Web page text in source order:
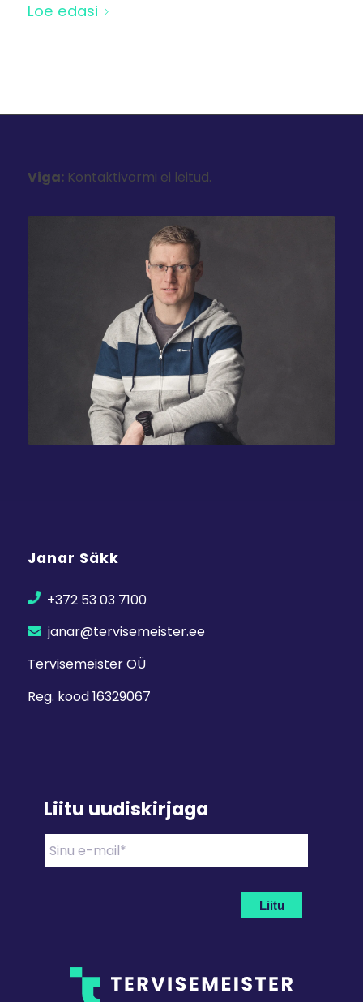
Loe edasi
Viga:Kontaktivormi ei leitud.
Janar Säkk
+372 53 03 7100
janar@tervisemeister.ee
Tervisemeister OÜ
Reg. kood 16329067
Liitu uudiskirjaga